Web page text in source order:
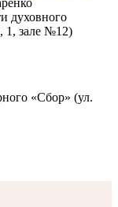
духовного
1, зале №12)
«Сбор» (ул.